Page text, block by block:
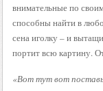
внимательные по
способны найти в
сена иголку – и
портит всю картину.
«Вот тут вот